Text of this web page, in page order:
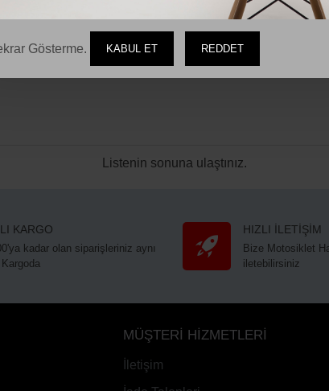
KABUL ET REDDET
Gösterme.
Listenin sonuna ulaştınız.
KARGO
kadar olan siparişleriniz aynı
HIZLI İLETİŞİM
Bize Motosiklet
iletebilirsiniz
MÜŞTERİ HİZMETLERİ
İletişim